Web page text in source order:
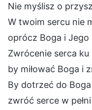
Nie myślisz o
W twoim sercu nie
oprócz Boga i Jego
Zwrócenie serca
by miłować Boga i
By dotrzeć do Boga
zwróć serce w